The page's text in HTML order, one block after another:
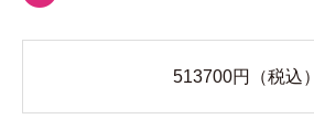
513700円（税込）